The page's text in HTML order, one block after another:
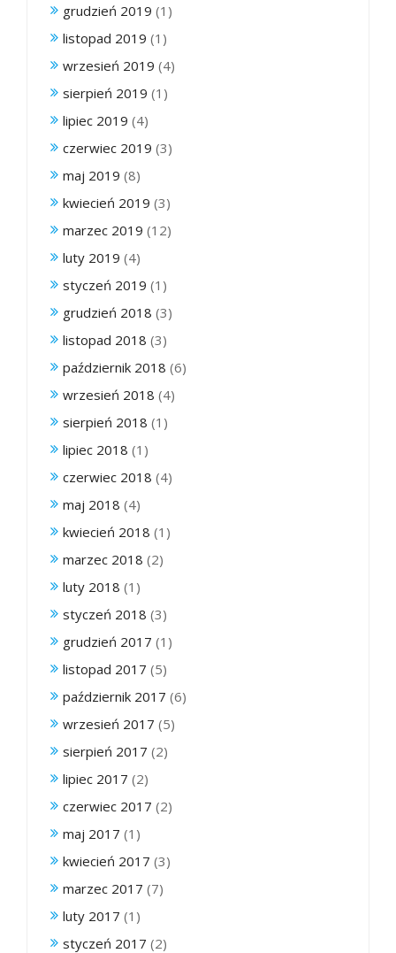
grudzień 2019 (1)
listopad 2019 (1)
wrzesień 2019 (4)
sierpień 2019 (1)
lipiec 2019 (4)
czerwiec 2019 (3)
maj 2019 (8)
kwiecień 2019 (3)
marzec 2019 (12)
luty 2019 (4)
styczeń 2019 (1)
grudzień 2018 (3)
listopad 2018 (3)
październik 2018 (6)
wrzesień 2018 (4)
sierpień 2018 (1)
lipiec 2018 (1)
czerwiec 2018 (4)
maj 2018 (4)
kwiecień 2018 (1)
marzec 2018 (2)
luty 2018 (1)
styczeń 2018 (3)
grudzień 2017 (1)
listopad 2017 (5)
październik 2017 (6)
wrzesień 2017 (5)
sierpień 2017 (2)
lipiec 2017 (2)
czerwiec 2017 (2)
maj 2017 (1)
kwiecień 2017 (3)
marzec 2017 (7)
luty 2017 (1)
styczeń 2017 (2)